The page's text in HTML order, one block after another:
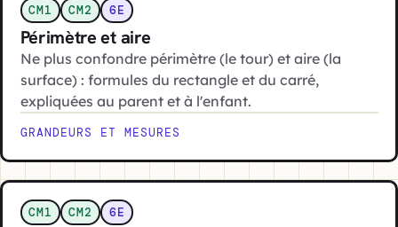
CM1 CM2 6E
Périmètre et aire
Ne plus confondre périmètre (le tour) et aire (la
surface) : formules du rectangle et du carré,
expliquées au parent et à l'enfant.
GRANDEURS ET MESURES
CM1 CM2 6E